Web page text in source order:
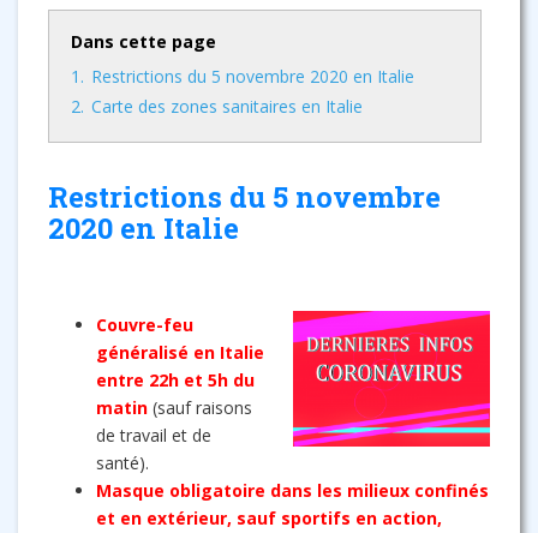
Dans cette page
1. Restrictions du 5 novembre 2020 en Italie
2. Carte des zones sanitaires en Italie
Restrictions du 5 novembre
2020 en Italie
Couvre-feu
généralisé en Italie
entre 22h et 5h du
matin (sauf raisons
de travail et de
santé).
Masque obligatoire dans les milieux confinés
et en extérieur, sauf sportifs en action,